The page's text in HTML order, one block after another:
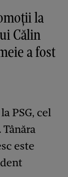
la
Călin
a fost